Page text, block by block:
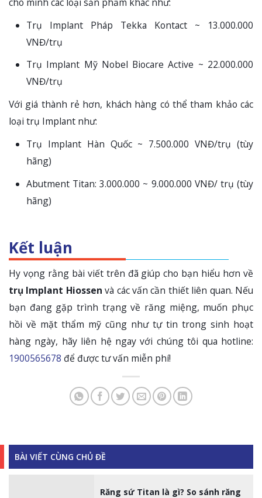
Trụ Implant Pháp Tekka Kontact ~ 13.000.000
VNĐ/trụ
Trụ Implant Mỹ Nobel Biocare Active ~ 22.000.000
VNĐ/trụ
Với giá thành rẻ hơn, khách hàng có thể tham khảo các
loại trụ Implant như:
Trụ Implant Hàn Quốc ~ 7.500.000 VNĐ/trụ (tùy
hãng)
Abutment Titan: 3.000.000 ~ 9.000.000 VNĐ/ trụ (tùy
hãng)
Kết luận
Hy vọng rằng bài viết trên đã giúp cho bạn hiểu hơn về
trụ Implant Hiossen và các vấn cần thiết liên quan. Nếu
bạn đang gặp trình trạng về răng miệng, muốn phục
hồi về mặt thẩm mỹ cũng như tự tin trong sinh hoạt
hàng ngày, hãy liên hệ ngay với chúng tôi qua hotline:
1900565678 để được tư vấn miễn phí!
BÀI VIẾT CÙNG CHỦ ĐỀ
Răng sứ Titan là gì? So sánh răng